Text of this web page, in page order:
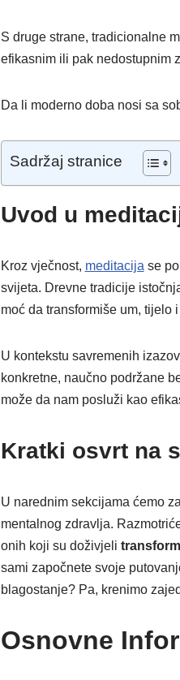
S druge strane, tradicionalne
efikasnim ili pak nedostupnim
Da li moderno doba nosi sa
Sadržaj stranice
Uvod u
Kroz vječnost, meditacija se
svijeta. Drevne tradicije
moć da transformiše um, tijelo
U kontekstu savremenih
konkretne, naučno podržane
može da nam posluži kao
Kratki osvrt na
U narednim sekcijama ćemo
mentalnog zdravlja.
onih koji su doživjeli
sami započnete svoje
blagostanje? Pa, krenimo
Osnovne